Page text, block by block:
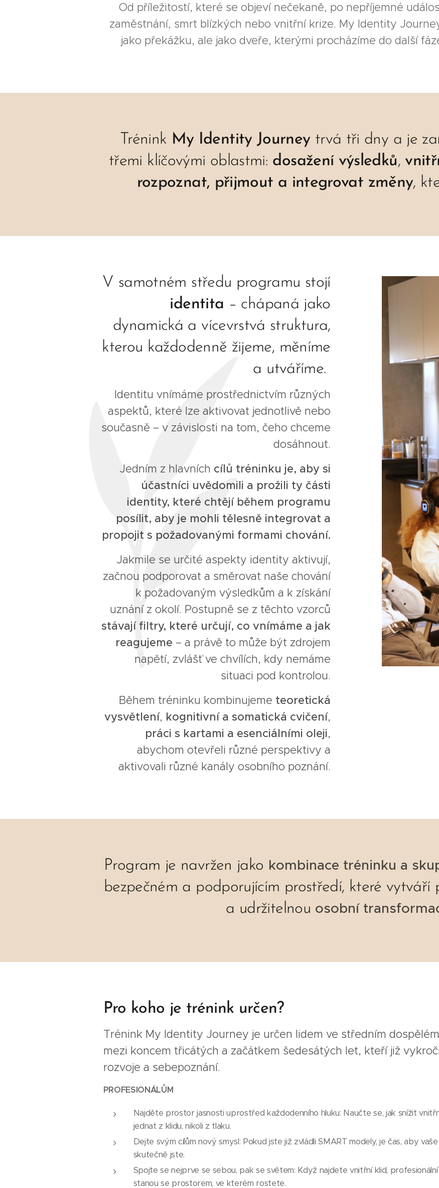
Od příležitostí, které se objeví nečekaně, po nepříjemné
zaměstnání, smrt blízkých nebo vnitřní krize. My Identity
jako překážku, ale jako dveře, kterými procházíme do další
Trénink My Identity Journey trvá tři dny a je
třemi klíčovými oblastmi: dosažení výsledků,
rozpoznat, přijmout a integrovat změny,
V samotném středu programu stojí
identita – chápaná jako
dynamická a vícevrstvá struktura,
kterou každodenně žijeme, měníme
a utváříme.
Identitu vnímáme prostřednictvím různých
aspektů, které lze aktivovat jednotlivě nebo
současně – v závislosti na tom, čeho chceme
dosáhnout.
Jedním z hlavních cílů tréninku je, aby si
účastníci uvědomili a prožili ty části
identity, které chtějí během programu
posílit, aby je mohli tělesně integrovat a
propojit s požadovanými formami chování.
Jakmile se určité aspekty identity aktivují,
začnou podporovat a směrovat naše chování
k požadovaným výsledkům a k získání
uznání z okolí. Postupně se z těchto vzorců
stávají filtry, které určují, co vnímáme a jak
reagujeme – a právě to může být zdrojem
napětí, zvlášť ve chvílích, kdy nemáme
situaci pod kontrolou.
Během tréninku kombinujeme teoretická
vysvětlení, kognitivní a somatická cvičení,
práci s kartami a esenciálními oleji,
abychom otevřeli různé perspektivy a
aktivovali různé kanály osobního poznání.
Program je navržen jako kombinace tréninku a
bezpečném a podporujícím prostředí, které vytváří
a udržitelnou osobní
Pro koho je trénink určen?
Trénink My Identity Journey je určen lidem ve středním
mezi koncem třicátých a začátkem šedesátých let, kteří již
rozvoje a sebepoznání.
PROFESIONÁLŮM
Najděte prostor jasnosti uprostřed každodenního hluku: Naučte se, jak snížit
jednat z klidu, nikoli z tlaku.
Dejte svým cílům nový smysl: Pokud jste již zvládli SMART modely, je čas, aby
skutečně jste.
Spojte se nejprve se sebou, pak se světem: Když najdete vnitřní klid,
stanou se prostorem, ve kterém rostete.